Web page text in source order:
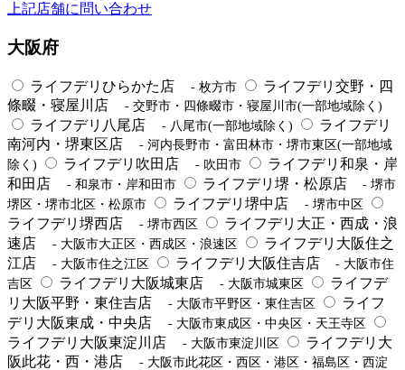
上記店舗に問い合わせ
大阪府
ライフデリひらかた店 - 枚方市
ライフデリ交野・四
條畷・寝屋川店
- 交野市・四條畷市・寝屋川市(一部地域除く)
ライフデリ八尾店 - 八尾市(一部地域除く)
ライフデリ
南河内・堺東区店
- 河内長野市・富田林市・堺市東区(一部地域
除く)
ライフデリ吹田店 - 吹田市
ライフデリ和泉・岸
和田店
- 和泉市・岸和田市 ライフデリ堺・松原店
- 堺市
堺区・堺市北区・松原市
ライフデリ堺中店 - 堺市中区
ライフデリ堺西店 - 堺市西区
ライフデリ大正・西成・浪
速店
- 大阪市大正区・西成区・浪速区
ライフデリ大阪住之
江店
- 大阪市住之江区 ライフデリ大阪住吉店
- 大阪市住
吉区
ライフデリ大阪城東店 - 大阪市城東区
ライフデ
リ大阪平野・東住吉店
- 大阪市平野区・東住吉区
ライフ
デリ大阪東成・中央店
- 大阪市東成区・中央区・天王寺区
ライフデリ大阪東淀川店 - 大阪市東淀川区
ライフデリ大
阪此花・西・港店
- 大阪市此花区・西区・港区・福島区・西淀